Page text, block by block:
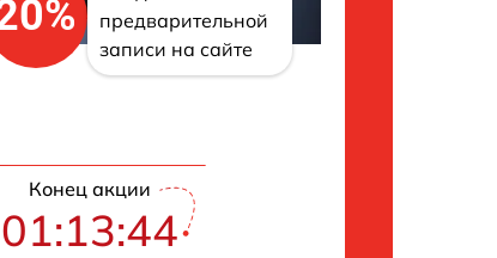
предварительной
записи на сайте
Конец акции
01:13:43